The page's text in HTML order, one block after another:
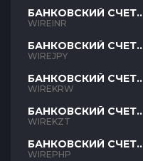
БАНКОВСКИЙ СЧЕТ
INR
WIREINR
БАНКОВСКИЙ СЧЕТ
JPY
WIREJPY
БАНКОВСКИЙ СЧЕТ
KRW
WIREKRW
БАНКОВСКИЙ СЧЕТ
KZT
WIREKZT
БАНКОВСКИЙ СЧЕТ
PHP
WIREPHP